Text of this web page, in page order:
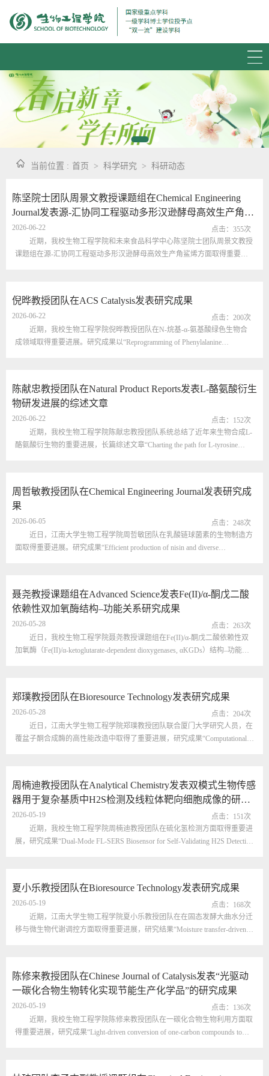
当前位置 : 首页 > 科学研究 > 科研动态
陈坚院士团队周景文教授课题组在Chemical Engineering
Journal发表源-汇协同工程驱动多形汉逊酵母高效生产角鲨
烯的研究成果
2026-06-22 点击： 355次
近期，我校生物工程学院和未来食品科学中心陈坚院士团队周景文教授
课题组在源-汇协同工程驱动多形汉逊酵母高效生产角鲨烯方面取得重要进
(https://doi.org/10.1016/j.cej.2026.177152)。角鲨烯是一种重要的三萜类化合
物，广泛...
倪晔教授团队在ACS Catalysis发表研究成果
2026-06-22 点击： 200次
近期，我校生物工程学院倪晔教授团队在N-烷基-α-氨基酸绿色生物合
成领域取得重要进展。研究成果以“Reprogramming of Phenylalanine
过引入N-烷基基团，可显著提高多肽药物的代谢稳定性、膜渗透性及生物
利...
陈献忠教授团队在Natural Product Reports发表L-酪氨酸衍生
物研发进展的综述文章
2026-06-22 点击： 152次
近期，我校生物工程学院陈献忠教授团队系统总结了近年来生物合成L-
酪氨酸衍生物的重要进展，长篇综述文章“Charting the path for L-tyrosine
用广泛。传统的通过天然提取和化学合成生产...
周哲敏教授团队在Chemical Engineering Journal发表研究成
果
2026-06-05 点击： 248次
近日，江南大学生物工程学院周哲敏团队在乳酸链球菌素的生物制造方
面取得重要进展。研究成果“Efficient production of nisin and diverse
准作为食品防腐剂使用的抗菌肽，具...
聂尧教授课题组在Advanced Science发表Fe(II)/α-酮戊二酸
依赖性双加氧酶结构–功能关系研究成果
2026-05-28 点击： 263次
近日，我校生物工程学院聂尧教授课题组在Fe(II)/α-酮戊二酸依赖性双
加氧酶（Fe(II)/α-ketoglutarate-dependent dioxygenases, αKGDs）结构–功能关
Science (IF = 14.1)。αKGDs是自然界中一...
郑璞教授团队在Bioresource Technology发表研究成果
2026-05-28 点击： 204次
近日，江南大学生物工程学院郑璞教授团队联合厦门大学研究人员，在
覆盆子酮合成酶的高性能改造中取得了重要进展，研究成果“Computational
品和医药等领域，但其在植物中的天然含量极低，...
周楠迪教授团队在Analytical Chemistry发表双模式生物传感
器用于复杂基质中H2S检测及线粒体靶向细胞成像的研究
成果
2026-05-19 点击： 151 次
近期，我校生物工程学院周楠迪教授团队在硫化氢检测方面取得重要进
展，研究成果“Dual-Mode FL-SERS Biosensor for Self-Validating H2S Detection
氮和一氧化碳之后公认的第三种内源性气体信号分子。在食品发酵中，微量
H2S有助于啤酒...
夏小乐教授团队在Bioresource Technology发表研究成果
2026-05-19 点击： 168次
近期，江南大学生物工程学院夏小乐教授团队在在固态发酵大曲水分迁
移与微生物代谢调控方面取得重要进展，研究结果“Moisture transfer-driven
固态发酵（SSF）在食品饮料生...
陈修来教授团队在Chinese Journal of Catalysis发表“光驱动
一碳化合物生物转化实现节能生产化学品”的研究成果
2026-05-19 点击： 136次
近期，我校生物工程学院陈修来教授团队在一碳化合物生物利用方面取
得重要进展，研究成果“Light-driven conversion of one-carbon compounds to